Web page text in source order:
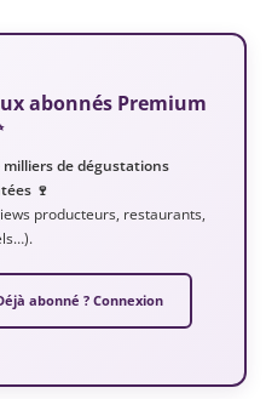
abonnés Premium
milliers de dégustations
🍷
producteurs, restaurants,
abonné ? Connexion